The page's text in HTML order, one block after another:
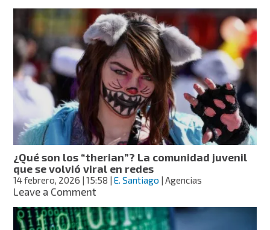
Zuckerberg
declara
en
juicio
histórico
sobre
adicción
a
redes
sociales
¿Qué son los “therian”? La comunidad juvenil
que se volvió viral en redes
14 febrero, 2026 | 15:58 |E. Santiago | Agencias
Leave a Commenton
son
los